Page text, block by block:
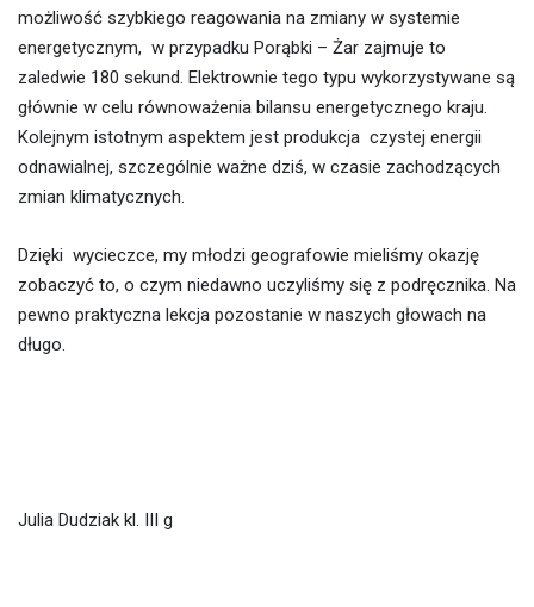
możliwość szybkiego reagowania na zmiany w systemie
energetycznym, w przypadku Porąbki – Żar zajmuje to
zaledwie 180 sekund. Elektrownie tego typu wykorzystywane są
głównie w celu równoważenia bilansu energetycznego kraju.
Kolejnym istotnym aspektem jest produkcja czystej energii
odnawialnej, szczególnie ważne dziś, w czasie zachodzących
zmian klimatycznych.
Dzięki wycieczce, my młodzi geografowie mieliśmy okazję
zobaczyć to, o czym niedawno uczyliśmy się z podręcznika. Na
pewno praktyczna lekcja pozostanie w naszych głowach na
długo.
Julia Dudziak kl. III g